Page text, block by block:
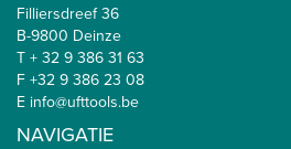
Filliersdreef 36
B-9800 Deinze
T + 32 9 386 31 63
F +32 9 386 23 08
E info@ufttools.be
NAVIGATIE